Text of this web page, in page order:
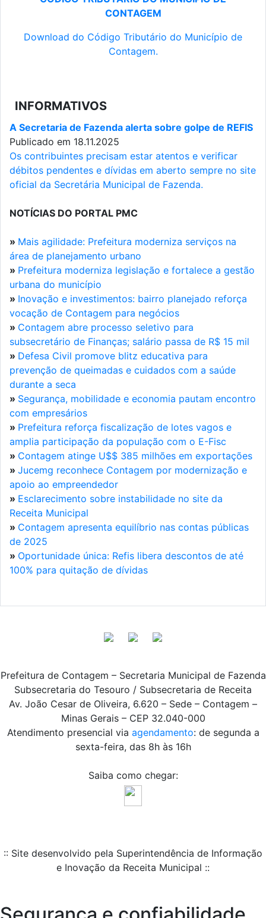
CONTAGEM
Download do Código Tributário do Município de
Contagem.
INFORMATIVOS
A Secretaria de Fazenda alerta sobre golpe de REFIS
Publicado em 18.11.2025
Os contribuintes precisam estar atentos e verificar
débitos pendentes e dívidas em aberto sempre no site
oficial da Secretária Municipal de Fazenda.
NOTÍCIAS DO PORTAL PMC
» Mais agilidade: Prefeitura moderniza serviços na
área de planejamento urbano
» Prefeitura moderniza legislação e fortalece a gestão
urbana do município
» Inovação e investimentos: bairro planejado reforça
vocação de Contagem para negócios
» Contagem abre processo seletivo para
subsecretário de Finanças; salário passa de R$ 15 mil
» Defesa Civil promove blitz educativa para
prevenção de queimadas e cuidados com a saúde
durante a seca
» Segurança, mobilidade e economia pautam encontro
com empresários
» Prefeitura reforça fiscalização de lotes vagos e
amplia participação da população com o E-Fisc
» Contagem atinge U$$ 385 milhões em exportações
» Jucemg reconhece Contagem por modernização e
apoio ao empreendedor
» Esclarecimento sobre instabilidade no site da
Receita Municipal
» Contagem apresenta equilíbrio nas contas públicas
de 2025
» Oportunidade única: Refis libera descontos de até
100% para quitação de dívidas
Prefeitura de Contagem – Secretaria Municipal de Fazenda
Subsecretaria do Tesouro / Subsecretaria de Receita
Av. João Cesar de Oliveira, 6.620 – Sede – Contagem –
Minas Gerais – CEP 32.040-000
Atendimento presencial via agendamento: de segunda a
sexta-feira, das 8h às 16h
Saiba como chegar:
:: Site desenvolvido pela Superintendência de Informação
e Inovação da Receita Municipal ::